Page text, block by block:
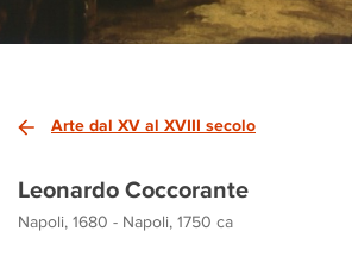
Arte dal XV al XVIII secolo
Leonardo Coccorante
Napoli, 1680 - Napoli, 1750 ca